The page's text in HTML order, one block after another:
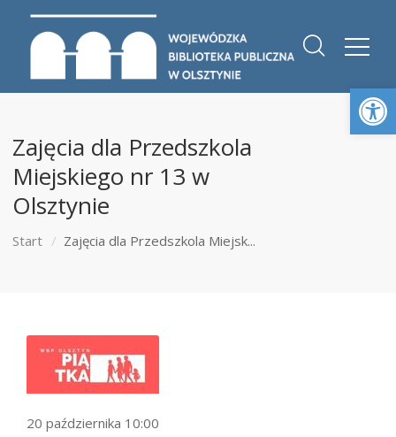
Zajęcia dla Przedszkola
Miejskiego nr 13 w
Olsztynie
Start Zajęcia dla Przedszkola Miejsk...
20 października 10:00